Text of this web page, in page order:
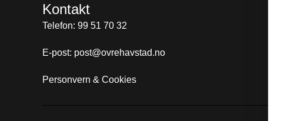
Kontakt
Telefon: 99 51 70 32
E-post: post@ovrehavstad.no
Personvern & Cookies